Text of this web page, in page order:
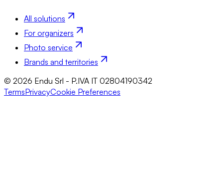
All solutions
For organizers
Photo service
Brands and territories
© 2026 Endu Srl - P.IVA IT 02804190342
TermsPrivacyCookie Preferences